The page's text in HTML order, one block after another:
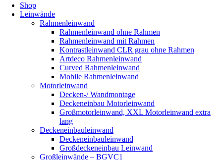
Shop
Leinwände
Rahmenleinwand
Rahmenleinwand ohne Rahmen
Rahmenleinwand mit Rahmen
Kontrastleinwand CLR grau ohne Rahmen
Artdeco Rahmenleinwand
Curved Rahmenleinwand
Mobile Rahmenleinwand
Motorleinwand
Decken-/ Wandmontage
Deckeneinbau Motorleinwand
Großmotorleinwand, XXL Motorleinwand extra
lang
Deckeneinbauleinwand
Deckeneinbauleinwand
Großdeckeneinbau Leinwand
Großleinwände – BGVC1